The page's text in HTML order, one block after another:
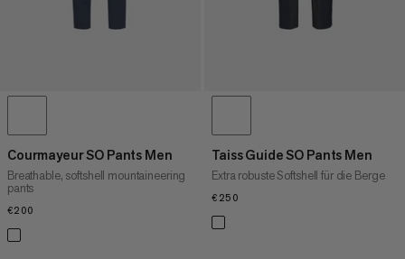
Courmayeur SO Pants Men
Breathable, softshell mountaineering
pants
€200
Taiss Guide SO Pants Men
Extra robuste Softshell für die Berge
€250